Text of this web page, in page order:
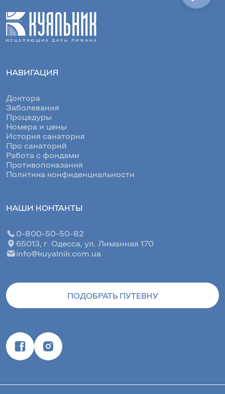
НАВИГАЦИЯ
Доктора
Заболевания
Процедуры
Номера и цены
История санатория
Про санаторий
Работа с фондами
Противопоказания
Политика конфиденциальности
НАШИ КОНТАКТЫ
0-800-50-50-82
65013, г. Одесса, ул. Лиманная 170
info@kuyalnik.com.ua
ПОДОБРАТЬ ПУТЕВКУ